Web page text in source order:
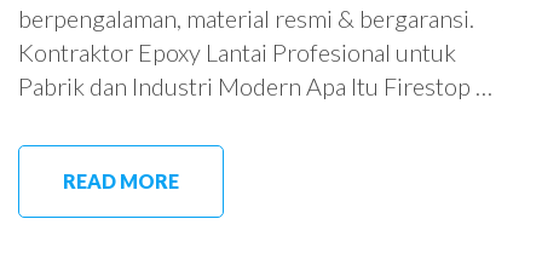
berpengalaman, material resmi & bergaransi.
Kontraktor Epoxy Lantai Profesional untuk
Pabrik dan Industri Modern Apa Itu Firestop …
READ MORE